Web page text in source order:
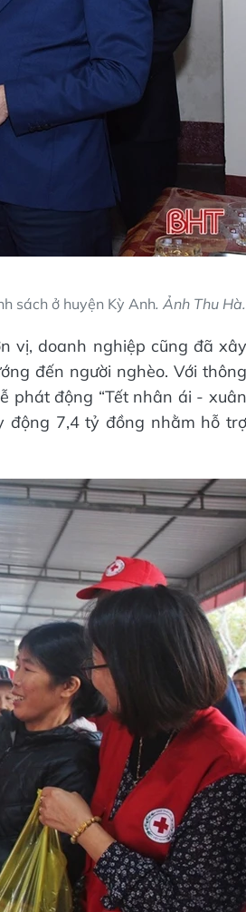
sách ở huyện Kỳ Anh. Ảnh Thu Hà.
vị, doanh nghiệp cũng đã xây
đến người nghèo. Với thông
phát động “Tết nhân ái - xuân
động 7,4 tỷ đồng nhằm hỗ trợ